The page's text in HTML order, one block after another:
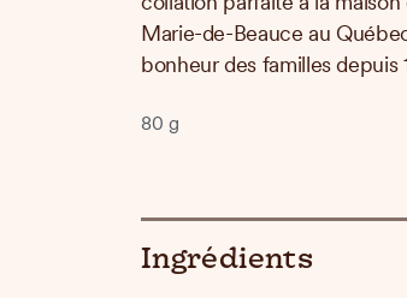
Marie-de-Beauce au
bonheur des familles depuis
80 g
Ingrédients